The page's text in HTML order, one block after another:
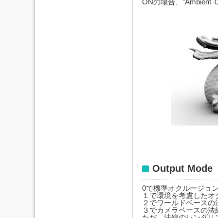
Output Mode
0で標準オクルージョ
１で環境を考慮した
２でワールドベースの
３でカメラベースの法